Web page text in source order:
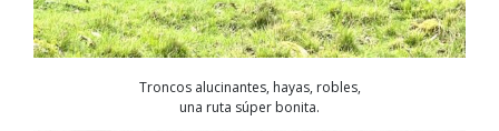
Troncos alucinantes, hayas, robles,
una ruta súper bonita.